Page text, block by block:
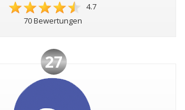
4.7
70 Bewertungen
27